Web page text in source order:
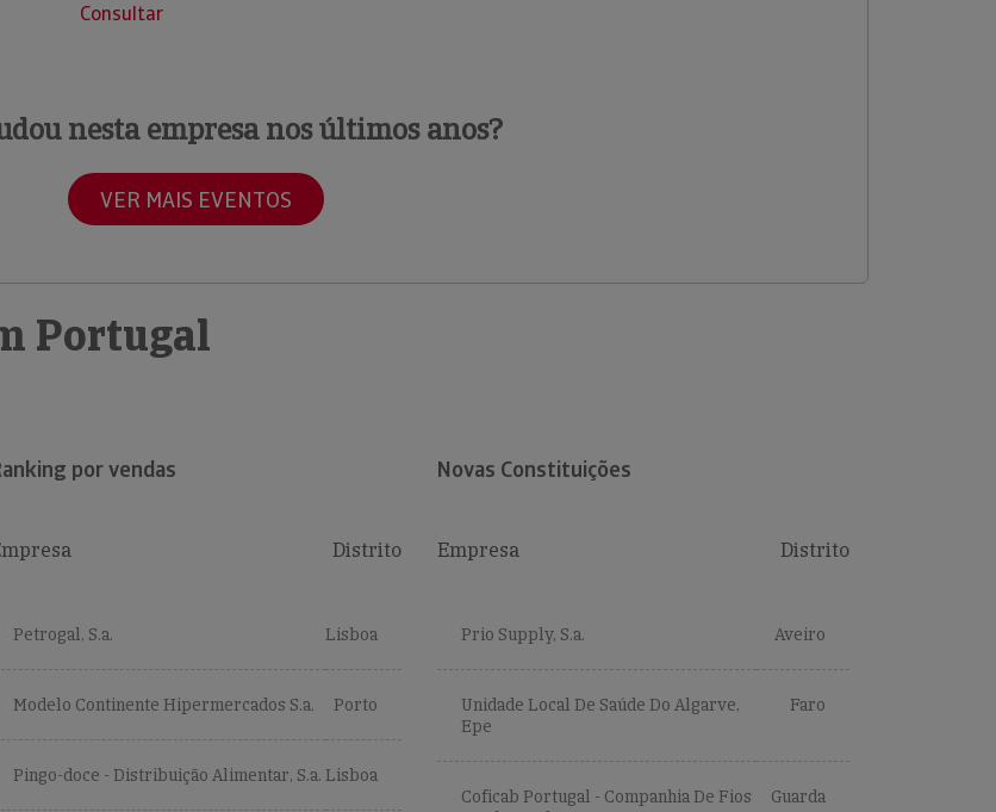
Consultar
nesta empresa nos últimos anos?
VER MAIS EVENTOS
Portugal
por vendas
Distrito
Petrogal, S.a. Lisboa
Modelo Continente Hipermercados S.a. Porto
Pingo-doce - Distribuição Alimentar, S.a. Lisboa
Novas Constituições
Empresa Distrito
Prio Supply, S.a. Aveiro
Unidade Local De Saúde Do Algarve,
Epe
Faro
Coficab Portugal - Companhia De Fios
Guarda